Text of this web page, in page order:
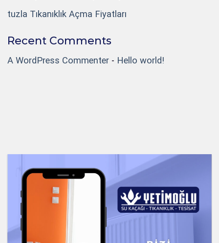
tuzla Tıkanıklık Açma Fiyatları
Recent Comments
A WordPress Commenter - Hello world!